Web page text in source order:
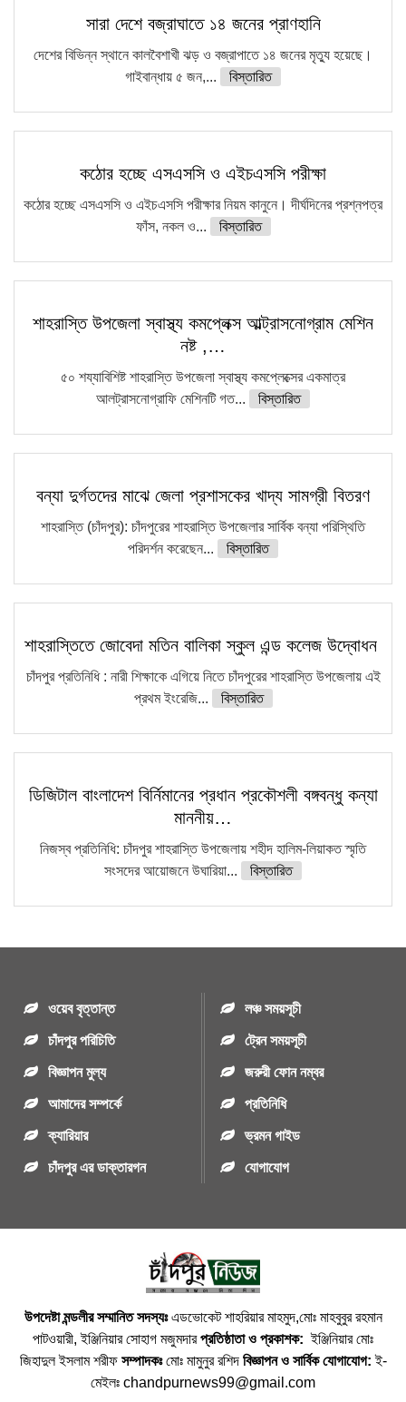
সারা দেশে বজ্রাঘাতে ১৪ জনের প্রাণহানি
দেশের বিভিন্ন স্থানে কালবৈশাখী ঝড় ও বজ্রাপাতে ১৪ জনের মৃত্যু হয়েছে।
গাইবান্ধায় ৫ জন,...
বিস্তারিত
কঠোর হচ্ছে এসএসসি ও এইচএসসি পরীক্ষা
কঠোর হচ্ছে এসএসসি ও এইচএসসি পরীক্ষার নিয়ম কানুনে। দীর্ঘদিনের প্রশ্নপত্র
ফাঁস, নকল ও...
বিস্তারিত
শাহরাস্তি উপজেলা স্বাস্থ্য কমপ্লেক্স আল্ট্রাসনোগ্রাম মেশিন
নষ্ট ,…
৫০ শয্যাবিশিষ্ট শাহরাস্তি উপজেলা স্বাস্থ্য কমপ্লেক্সের একমাত্র
আলট্রাসনোগ্রাফি মেশিনটি গত...
বিস্তারিত
বন্যা দুর্গতদের মাঝে জেলা প্রশাসকের খাদ্য সামগ্রী বিতরণ
শাহরাস্তি (চাঁদপুর): চাঁদপুরের শাহরাস্তি উপজেলার সার্বিক বন্যা পরিস্থিতি
পরিদর্শন করেছেন...
বিস্তারিত
শাহরাস্তিতে জোবেদা মতিন বালিকা স্কুল এন্ড কলেজ উদ্বোধন
চাঁদপুর প্রতিনিধি : নারী শিক্ষাকে এগিয়ে নিতে চাঁদপুরের শাহরাস্তি উপজেলায় এই
প্রথম ইংরেজি...
বিস্তারিত
ডিজিটাল বাংলাদেশ বির্নিমানের প্রধান প্রকৌশলী বঙ্গবন্ধু কন্যা
মাননীয়…
নিজস্ব প্রতিনিধি: চাঁদপুর শাহরাস্তি উপজেলায় শহীদ হালিম-লিয়াকত স্মৃতি
সংসদের আয়োজনে উঘারিয়া...
বিস্তারিত
ওয়েব বৃত্তান্ত
চাঁদপুর পরিচিতি
বিজ্ঞাপন মুল্য
আমাদের সম্পর্কে
ক্যারিয়ার
চাঁদপুর এর ডাক্তারগন
লঞ্চ সময়সূচী
ট্রেন সময়সূচী
জরুরী ফোন নম্বর
প্রতিনিধি
ভ্রমন গাইড
যোগাযোগ
উপদেষ্টা মন্ডলীর সম্মানিত সদস্যঃএডভোকেট শাহরিয়ার মাহমুদ,মোঃ মাহবুবুর রহমান
পাটওয়ারী, ইঞ্জিনিয়ার সোহাগ মজুমদারপ্রতিষ্ঠাতা ও প্রকাশক: ইঞ্জিনিয়ার মোঃ
জিহাদুল ইসলাম শরীফ সম্পাদকঃমোঃ মামুনুর রশিদ বিজ্ঞাপন ও সার্বিক যোগাযোগ: ই-
মেইলঃ chandpurnews99@gmail.com